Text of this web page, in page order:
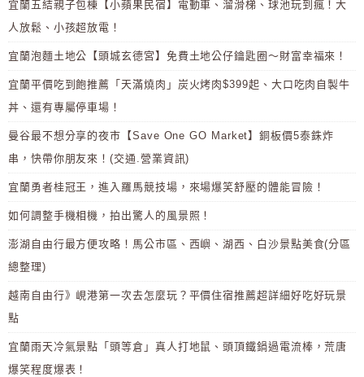
宜蘭五結親子包棟【小蘋果民宿】電動車、溜滑梯、球池玩到瘋！大
人放鬆、小孩超放電！
宜蘭泡麵土地公【頭城玄德宮】免費土地公仔鑰匙圈～財富幸福來！
宜蘭平價吃到飽推薦「天滿燒肉」炭火烤肉$399起、大口吃肉自製牛
丼、還有專屬停車場！
曼谷最不想分享的夜市【Save One GO Market】銅板價5泰銖炸
串，快帶你朋友來！(交通.營業資訊)
宜蘭勇者桂冠王，進入羅馬競技場，來場爆笑舒壓的體能冒險！
如何調整手機相機，拍出驚人的風景照！
澎湖自由行最方便攻略！馬公市區、西嶼、湖西、白沙景點美食(分區
總整理)
越南自由行》峴港第一次去怎麼玩？平價住宿推薦超詳細好吃好玩景
點
宜蘭雨天冷氣景點「頭等倉」真人打地鼠、頭頂鐵鍋過電流棒，荒唐
爆笑程度爆表！